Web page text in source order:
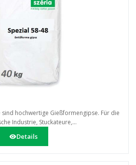
sind hochwertige Gießformengipse. Für die
Industrie, Stuckateure,...
Details